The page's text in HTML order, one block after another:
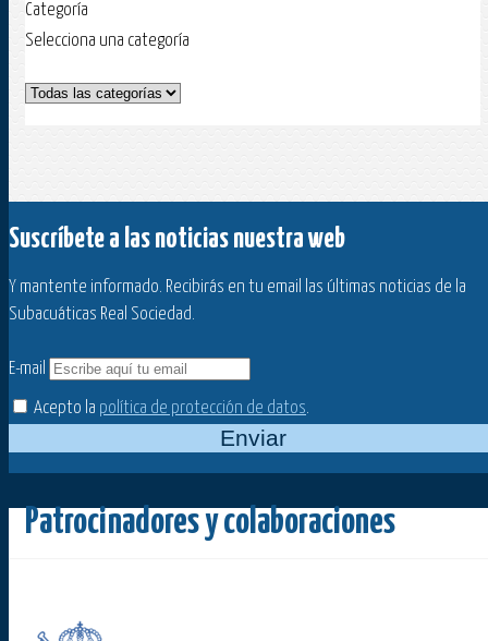
Categoría
Selecciona una categoría
Suscríbete a las noticias nuestra web
Y mantente informado. Recibirás en tu email las últimas noticias de la
Subacuáticas Real Sociedad.
E-mail
Acepto la política de protección de datos.
Enviar
Patrocinadores y colaboraciones